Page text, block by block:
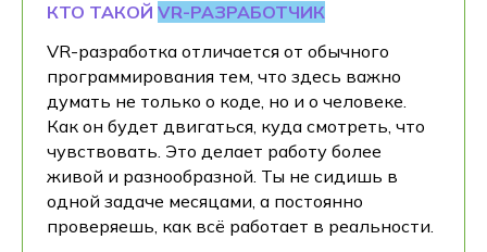
КТО ТАКОЙ VR-РАЗРАБОТЧИК
VR-разработка отличается от обычного
программирования тем, что здесь важно
думать не только о коде, но и о человеке.
Как он будет двигаться, куда смотреть, что
чувствовать. Это делает работу более
живой и разнообразной. Ты не сидишь в
одной задаче месяцами, а постоянно
проверяешь, как всё работает в реальности.